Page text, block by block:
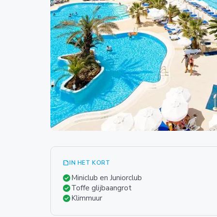
summarizeIN HET KORT
check_circleMiniclub en Juniorclub
check_circleToffe glijbaangrot
check_circleKlimmuur